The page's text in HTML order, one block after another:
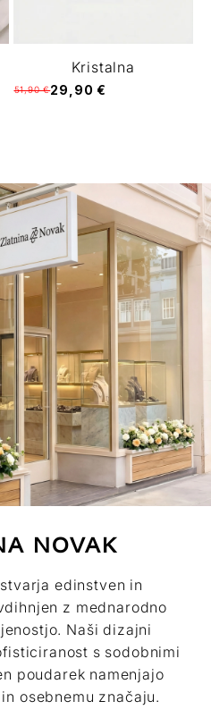
Kristalna
51,90 €29,90 €
NOVAK
edinstven in
z mednarodno
Naši dizajni
s sodobnimi
poudarek namenjajo
osebnemu značaju.